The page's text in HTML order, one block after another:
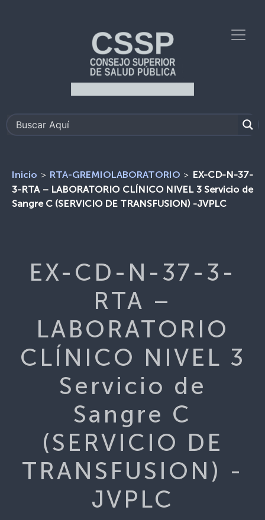
Inicio > RTA-GREMIOLABORATORIO > EX-CD-N-37-
3-RTA – LABORATORIO CLÍNICO NIVEL 3 Servicio de
Sangre C (SERVICIO DE TRANSFUSION) -JVPLC
EX-CD-N-37-3-
RTA –
LABORATORIO
CLÍNICO NIVEL 3
Servicio de
Sangre C
(SERVICIO DE
TRANSFUSION) -
JVPLC